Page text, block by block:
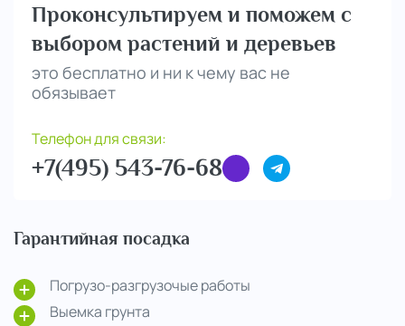
Проконсультируем и поможем с
выбором растений и деревьев
это бесплатно и ни к чему вас не
обязывает
Телефон для связи:
+7(495) 543-76-68
Гарантийная посадка
Погрузо-разгрузочые работы
Выемка грунта